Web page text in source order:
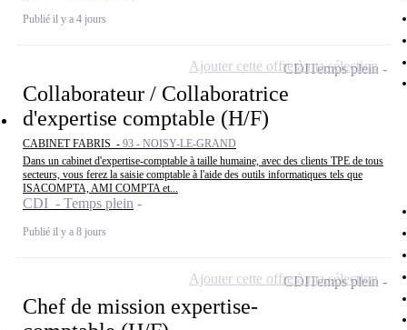
Publié il y a 4 jours
Collaborateur / Collaboratrice
d'expertise comptable (H/F)
CABINET FABRIS - 93 - NOISY-LE-GRAND
Dans un cabinet d'expertise-comptable à taille humaine, avec des clients TPE de tous
secteurs, vous ferez la saisie comptable à l'aide des outils informatiques tels que
ISACOMPTA, AMI COMPTA et...
CDI - Temps plein
Publié il y a 8 jours
CDITemps plein
Ajouter cette offre à ma sélection
Chef de mission expertise-
CDITemps plein
Ajouter cette offre à ma sélection